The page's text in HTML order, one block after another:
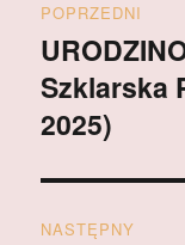
wpisu
POPRZEDNI
Poprzedni
wpis:
Szklarska
2025)
NASTĘPNY